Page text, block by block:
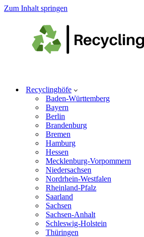
Zum Inhalt springen
Recyclinghöfe
Baden-Württemberg
Bayern
Berlin
Brandenburg
Bremen
Hamburg
Hessen
Mecklenburg-Vorpommern
Niedersachsen
Nordrhein-Westfalen
Rheinland-Pfalz
Saarland
Sachsen
Sachsen-Anhalt
Schleswig-Holstein
Thüringen